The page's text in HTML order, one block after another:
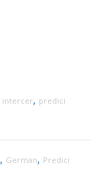
intercer, predici
, German, Predici